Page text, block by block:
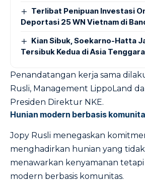
Terlibat Penipuan Investasi
Deportasi 25 WN Vietnam di
Kian Sibuk, Soekarno-Hatta
Tersibuk Kedua di Asia Tenggara
Penandatangan kerja sama
Rusli, Management LippoLand
Presiden Direktur NKE.
Hunian modern berbasis
Jopy Rusli menegaskan
menghadirkan hunian yang
menawarkan kenyamanan
modern berbasis komunitas.